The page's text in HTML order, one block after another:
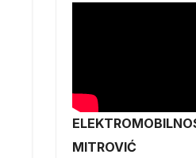
MITROVIĆ